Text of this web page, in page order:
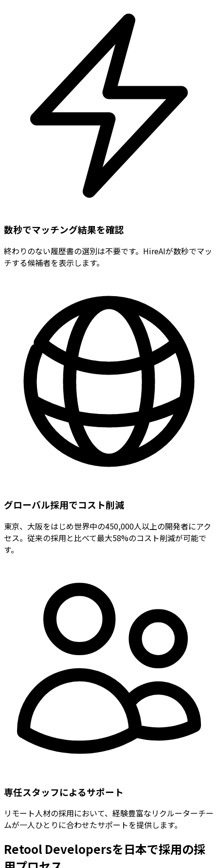
数秒でマッチング結果を確認
終わりのない履歴書の選別は不要です。HireAIが数秒でマッ
チする候補者を表示します。
グローバル採用でコスト削減
東京、大阪をはじめ世界中の450,000人以上の開発者にアク
セス。従来の採用と比べて最大58%のコスト削減が可能で
す。
専任スタッフによるサポート
リモート人材の採用において、経験豊富なリクルーターチー
ムが一人ひとりに合わせたサポートを提供します。
Retool Developersを日本で採用の採